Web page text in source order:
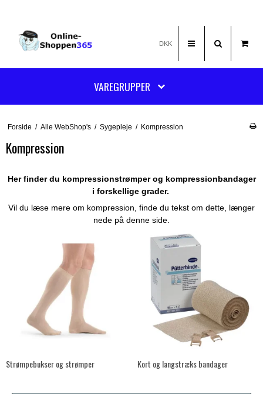
DKK
VAREGRUPPER
Forside / Alle WebShop's / Sygepleje / Kompression
Kompression
Her finder du kompressionstrømper og kompressionbandager
i forskellige grader.
Vil du læse mere om kompression, finde du tekst om dette, længer
nede på denne side.
Strømpebukser og strømper Kort og langstræks bandager